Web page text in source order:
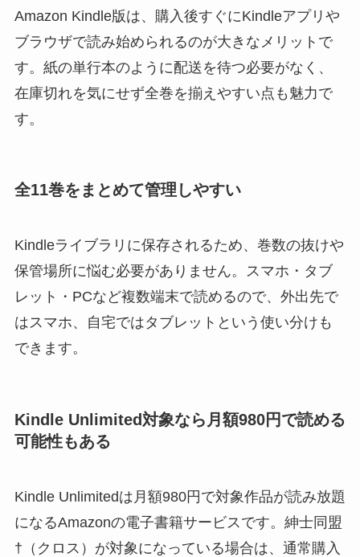
Amazon Kindle版は、購入後すぐにKindleアプリや
ブラウザで読み始められるのが大きなメリットで
す。紙の単行本のように配送を待つ必要がなく、
在庫切れを気にせず全巻を揃えやすい点も魅力で
す。
全11巻をまとめて管理しやすい
Kindleライブラリに保存されるため、巻数の抜けや
保管場所に悩む必要がありません。スマホ・タブ
レット・PCなど複数端末で読めるので、外出先で
はスマホ、自宅ではタブレットという使い分けも
できます。
Kindle Unlimited対象なら月額980円で読める
可能性もある
Kindle Unlimitedは月額980円で対象作品が読み放題
になるAmazonの電子書籍サービスです。紳士同盟
†（クロス）が対象になっている場合は、通常購入